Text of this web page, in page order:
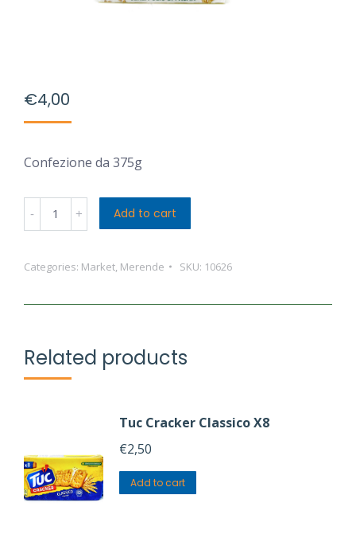
€4,00
Confezione da 375g
Nestle
Nesquik
quantity
Add to cart
Categories: Market, Merende SKU: 10626
Related products
Tuc Cracker Classico X8
€2,50
Add to cart